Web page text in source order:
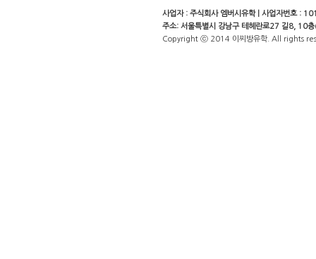
사업자 : 주식회사 엠버시유학 | 사업자번호 :
주소: 서울특별시 강남구 테헤란로27 길8, 10층
Copyright ⓒ 2014 이찌방유학. All rights